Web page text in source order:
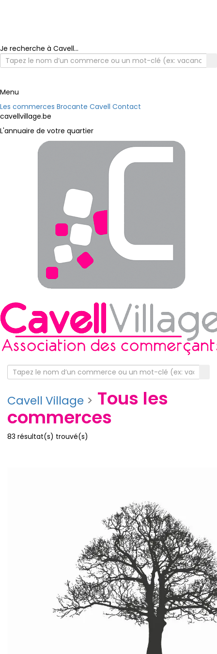
Je recherche à Cavell...
Menu
Les commerces Brocante Cavell Contact
cavellvillage.be
L'annuaire de votre quartier
Cavell Village > Tous les
commerces
83 résultat(s) trouvé(s)